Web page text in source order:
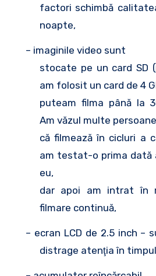
factori schimbă
noapte,
– imaginile video sunt
stocate pe un card SD
am folosit un card de 4
puteam filma până la
Am văzul multe
că filmează în cicluri a
am testat-o prima dată
eu,
dar apoi am intrat în
filmare continuă,
– ecran LCD de 2.5 inch –
distrage atenţia în